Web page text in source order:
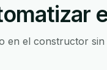
en el constructor